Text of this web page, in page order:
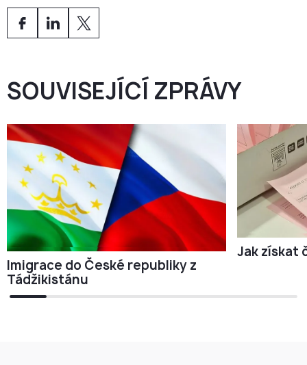
SOUVISEJÍCÍ ZPRÁVY
Imigrace do České republiky z
Tádžikistánu
Jak získat